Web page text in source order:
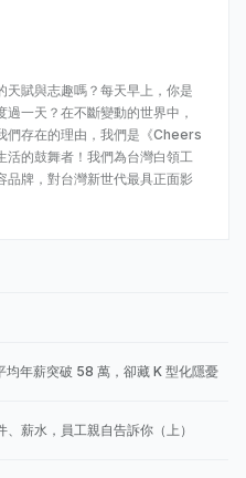
天賦與志趣嗎？每天早上，你是
一天？在不斷變動的世界中，
們存在的理由，我們是《Cheers
活的鼓舞者！我們為台灣白領工
品牌，對台灣新世代最具正面影
年薪突破 58 萬，卻藏 K 型化隱憂
薪水，員工親自告訴你（上）